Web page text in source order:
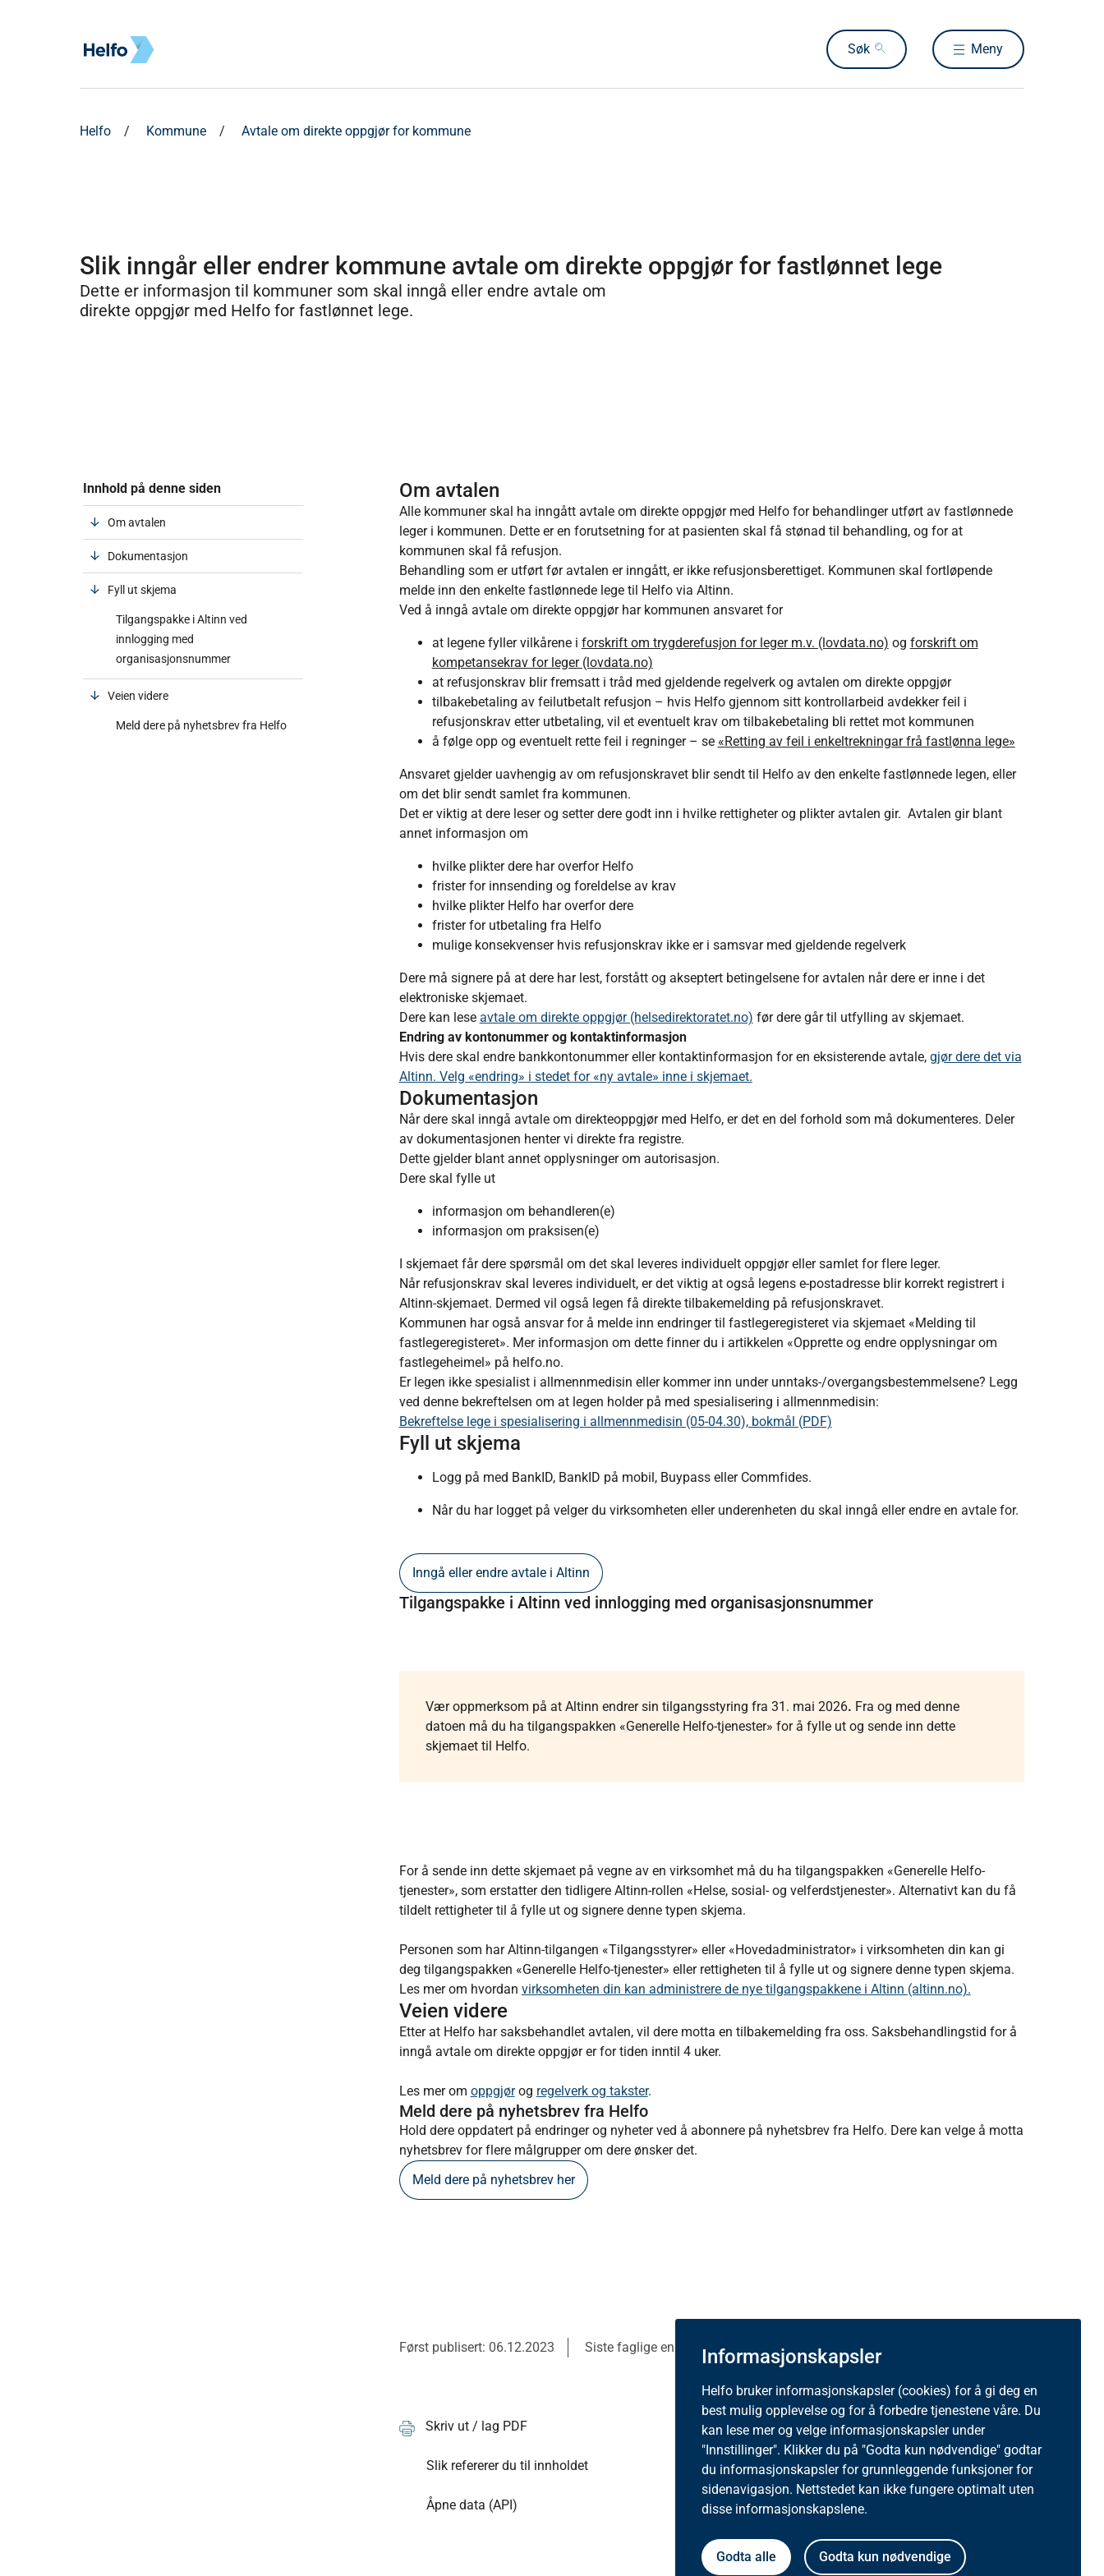
Informasjonskapsler
Helfo bruker informasjonskapsler (cookies) for å gi deg en
best mulig opplevelse og for å forbedre tjenestene våre. Du
kan lese mer og velge informasjonskapsler under
"Innstillinger". Klikker du på "Godta kun nødvendige" godtar
du informasjonskapsler for grunnleggende funksjoner for
sidenavigasjon. Nettstedet kan ikke fungere optimalt uten
disse informasjonskapslene.
Godta alle Godta kun nødvendige
Søk Meny
Helfo Kommune Avtale om direkte oppgjør for kommune
Slik inngår eller endrer kommune avtale om direkte oppgjør for fastlønnet lege
Dette er informasjon til kommuner som skal inngå eller endre avtale om
direkte oppgjør med Helfo for fastlønnet lege.
Innhold på denne siden
Om avtalen
Dokumentasjon
Fyll ut skjema
Tilgangspakke i Altinn ved
innlogging med
organisasjonsnummer
Veien videre
Meld dere på nyhetsbrev fra Helfo
Om avtalen
Alle kommuner skal ha inngått avtale om direkte oppgjør med Helfo for behandlinger utført av fastlønnede
leger i kommunen. Dette er en forutsetning for at pasienten skal få stønad til behandling, og for at
kommunen skal få refusjon.
Behandling som er utført før avtalen er inngått, er ikke refusjonsberettiget. Kommunen skal fortløpende
melde inn den enkelte fastlønnede lege til Helfo via Altinn.
Ved å inngå avtale om direkte oppgjør har kommunen ansvaret for
at legene fyller vilkårene i forskrift om trygderefusjon for leger m.v. (lovdata.no) og forskrift om
kompetansekrav for leger (lovdata.no)
at refusjonskrav blir fremsatt i tråd med gjeldende regelverk og avtalen om direkte oppgjør
tilbakebetaling av feilutbetalt refusjon – hvis Helfo gjennom sitt kontrollarbeid avdekker feil i
refusjonskrav etter utbetaling, vil et eventuelt krav om tilbakebetaling bli rettet mot kommunen
å følge opp og eventuelt rette feil i regninger – se «Retting av feil i enkeltrekningar frå fastlønna lege»
Ansvaret gjelder uavhengig av om refusjonskravet blir sendt til Helfo av den enkelte fastlønnede legen, eller
om det blir sendt samlet fra kommunen.
Det er viktig at dere leser og setter dere godt inn i hvilke rettigheter og plikter avtalen gir. Avtalen gir blant
annet informasjon om
hvilke plikter dere har overfor Helfo
frister for innsending og foreldelse av krav
hvilke plikter Helfo har overfor dere
frister for utbetaling fra Helfo
mulige konsekvenser hvis refusjonskrav ikke er i samsvar med gjeldende regelverk
Dere må signere på at dere har lest, forstått og akseptert betingelsene for avtalen når dere er inne i det
elektroniske skjemaet.
Dere kan lese avtale om direkte oppgjør (helsedirektoratet.no) før dere går til utfylling av skjemaet.
Endring av kontonummer og kontaktinformasjon
Hvis dere skal endre bankkontonummer eller kontaktinformasjon for en eksisterende avtale, gjør dere det via
Altinn. Velg «endring» i stedet for «ny avtale» inne i skjemaet.
Dokumentasjon
Når dere skal inngå avtale om direkteoppgjør med Helfo, er det en del forhold som må dokumenteres. Deler
av dokumentasjonen henter vi direkte fra registre.
Dette gjelder blant annet opplysninger om autorisasjon.
Dere skal fylle ut
informasjon om behandleren(e)
informasjon om praksisen(e)
I skjemaet får dere spørsmål om det skal leveres individuelt oppgjør eller samlet for flere leger.
Når refusjonskrav skal leveres individuelt, er det viktig at også legens e-postadresse blir korrekt registrert i
Altinn-skjemaet. Dermed vil også legen få direkte tilbakemelding på refusjonskravet.
Kommunen har også ansvar for å melde inn endringer til fastlegeregisteret via skjemaet «Melding til
fastlegeregisteret». Mer informasjon om dette finner du i artikkelen «Opprette og endre opplysningar om
fastlegeheimel» på helfo.no.
Er legen ikke spesialist i allmennmedisin eller kommer inn under unntaks-/overgangsbestemmelsene? Legg
ved denne bekreftelsen om at legen holder på med spesialisering i allmennmedisin:
Bekreftelse lege i spesialisering i allmennmedisin (05-04.30), bokmål (PDF)
Fyll ut skjema
Logg på med BankID, BankID på mobil, Buypass eller Commfides.
Når du har logget på velger du virksomheten eller underenheten du skal inngå eller endre en avtale for.
Inngå eller endre avtale i Altinn
Tilgangspakke i Altinn ved innlogging med organisasjonsnummer
Vær oppmerksom på at Altinn endrer sin tilgangsstyring fra 31. mai 2026. Fra og med denne
datoen må du ha tilgangspakken «Generelle Helfo-tjenester» for å fylle ut og sende inn dette
skjemaet til Helfo.
For å sende inn dette skjemaet på vegne av en virksomhet må du ha tilgangspakken «Generelle Helfo-
tjenester», som erstatter den tidligere Altinn-rollen «Helse, sosial- og velferdstjenester». Alternativt kan du få
tildelt rettigheter til å fylle ut og signere denne typen skjema.
Personen som har Altinn-tilgangen «Tilgangsstyrer» eller «Hovedadministrator» i virksomheten din kan gi
deg tilgangspakken «Generelle Helfo-tjenester» eller rettigheten til å fylle ut og signere denne typen skjema.
Les mer om hvordan virksomheten din kan administrere de nye tilgangspakkene i Altinn (altinn.no).
Veien videre
Etter at Helfo har saksbehandlet avtalen, vil dere motta en tilbakemelding fra oss. Saksbehandlingstid for å
inngå avtale om direkte oppgjør er for tiden inntil 4 uker.
Les mer om oppgjørog regelverk og takster.
Meld dere på nyhetsbrev fra Helfo
Hold dere oppdatert på endringer og nyheter ved å abonnere på nyhetsbrev fra Helfo. Dere kan velge å motta
nyhetsbrev for flere målgrupper om dere ønsker det.
Meld dere på nyhetsbrev her
Først publisert: 06.12.2023 Siste faglige endring: 22.05.2026 Se tidligere versjoner
Skriv ut / lag PDF
Slik refererer du til innholdet
Åpne data (API)